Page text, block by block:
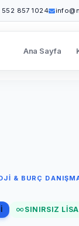
857 1024
Ana Sayfa
& BURÇ
SINIRSIZ